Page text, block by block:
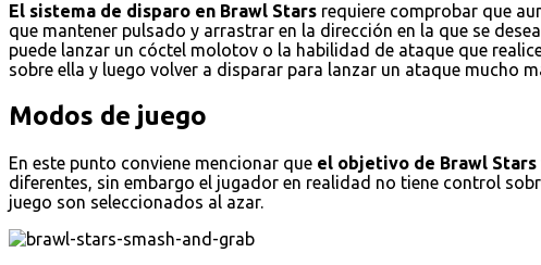
El sistema de disparo en Brawl Stars requiere comprobar que
que mantener pulsado y arrastrar en la dirección en la que se
puede lanzar un cóctel molotov o la habilidad de ataque que
sobre ella y luego volver a disparar para lanzar un ataque mucho
Modos de juego
En este punto conviene mencionar que el objetivo de Brawl
diferentes, sin embargo el jugador en realidad no tiene control
juego son seleccionados al azar.